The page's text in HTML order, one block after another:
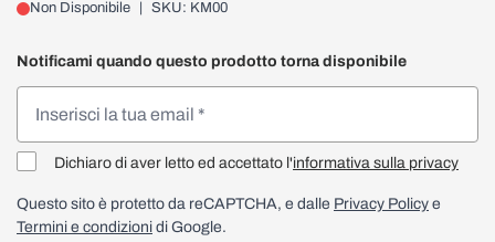
Non Disponibile SKU: KM00
Notificami quando questo prodotto torna disponibile
Dichiaro di aver letto ed accettato l'informativa sulla privacy
Questo sito è protetto da reCAPTCHA, e dalle Privacy Policy e
Termini e condizioni di Google.